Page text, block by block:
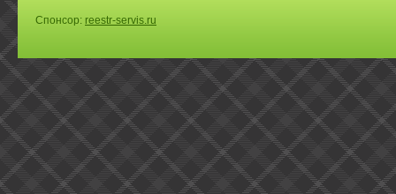
Спонсор: reestr-servis.ru